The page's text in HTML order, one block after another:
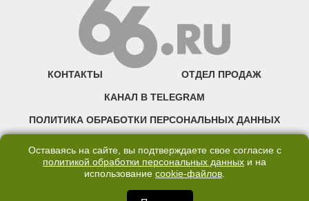
КОНТАКТЫ ОТДЕЛ ПРОДАЖ
КАНАЛ В TELEGRAM
ПОЛИТИКА ОБРАБОТКИ ПЕРСОНАЛЬНЫХ ДАННЫХ
©2007—2025 66.RU. Воспроизведение, сообщение, доведение до всеобщего
правообладателя запрещено. Сетевое издание «Современный портал
Оставаясь на сайте, вы подтверждаете свое согласие с
политикой обработки персональных данных и на
использование cookie-файлов.